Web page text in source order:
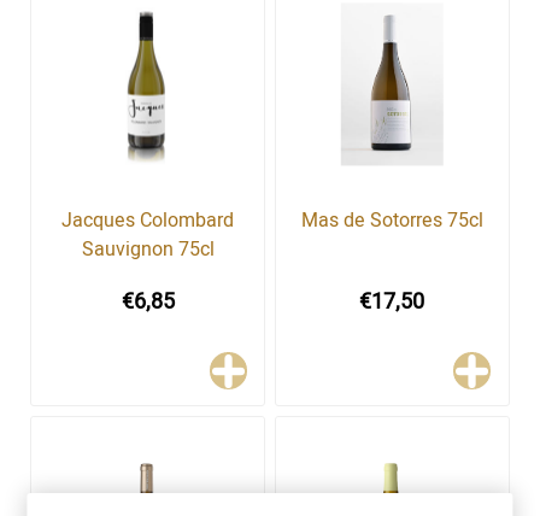
Jacques Colombard
Sauvignon 75cl
€6,85
Mas de Sotorres 75cl
€17,50